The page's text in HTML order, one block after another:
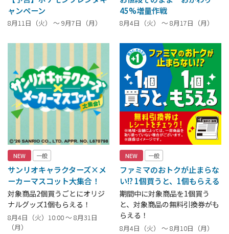
ャンペーン
8月11日（火） ～ 9月7日（月）
45%増量作戦
8月4日（火） ～ 8月17日（月）
NEW 一般
サンリオキャラクターズ×メ
ーカーマスコット大集合！
対象商品2個買うごとにオリジ
ナルグッズ1個もらえる！
8月4日（火）10:00 ～ 8月31日
（月）
NEW 一般
ファミマのおトクが止まらな
い!? 1個買うと、1個もらえる
期間中に対象商品を1個買う
と、対象商品の無料引換券がも
らえる！
8月4日（火） ～ 8月10日（月）